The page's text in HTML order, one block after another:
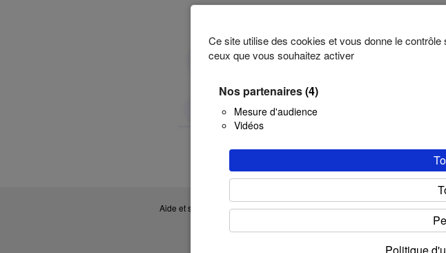
Ce site utilise des cookies et vous donne le contrôle
ceux que vous souhaitez activer
Nos partenaires(4)
Mesure d'audience
Vidéos
Aide et support technique relatifs aux services proposés par le Campus
Une